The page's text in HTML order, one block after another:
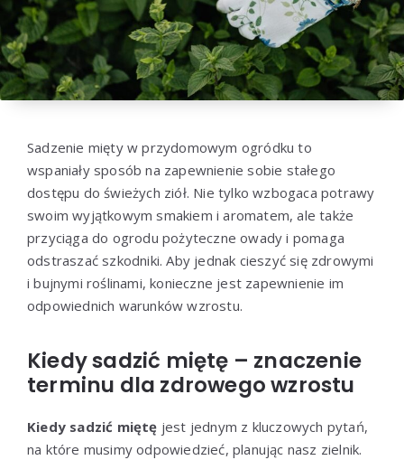
Sadzenie mięty w przydomowym ogródku to
wspaniały sposób na zapewnienie sobie stałego
dostępu do świeżych ziół. Nie tylko wzbogaca potrawy
swoim wyjątkowym smakiem i aromatem, ale także
przyciąga do ogrodu pożyteczne owady i pomaga
odstraszać szkodniki. Aby jednak cieszyć się zdrowymi
i bujnymi roślinami, konieczne jest zapewnienie im
odpowiednich warunków wzrostu.
Kiedy sadzić miętę – znaczenie
terminu dla zdrowego wzrostu
Kiedy sadzić miętę jest jednym z kluczowych pytań,
na które musimy odpowiedzieć, planując nasz zielnik.